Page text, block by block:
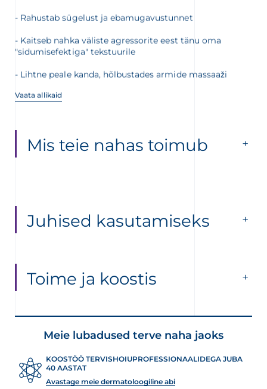
- Rahustab sügelust ja ebamugavustunnet
- Kaitseb nahka väliste agressorite eest tänu oma
"sidumisefektiga" tekstuurile
- Lihtne peale kanda, hõlbustades armide massaaži
Vaata allikaid
Mis teie nahas toimub
Juhised kasutamiseks
Toime ja koostis
Meie lubadused terve naha jaoks
KOOSTÖÖ TERVISHOIUPROFESSIONAALIDEGA JUBA
40 AASTAT
Avastage meie dermatoloogiline abi